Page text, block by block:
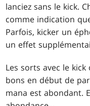
lanciez sans le kick.
comme indication
Parfois, kicker un
un effet
Les sorts avec le
bons en début de
mana est abondant.